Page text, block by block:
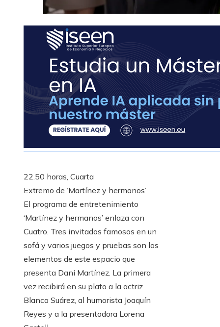
22.50 horas, Cuarta
Extremo de ‘Martínez y hermanos’
El programa de entretenimiento
‘Martínez y hermanos’ enlaza con
Cuatro. Tres invitados famosos en un
sofá y varios juegos y pruebas son los
elementos de este espacio que
presenta Dani Martínez. La primera
vez recibirá en su plato a la actriz
Blanca Suárez, al humorista Joaquín
Reyes y a la presentadora Lorena